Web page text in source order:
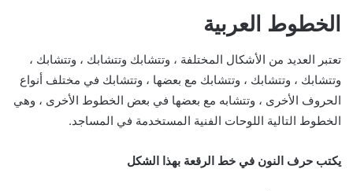
الخطوط العربية
تعتبر العديد من الأشكال المختلفة ، وتتشابك وتتشابك ، وتتشابك ،
وتتشابك ، وتتشابك ، وتتشابك مع بعضها ، وتتشابك في مختلف أنواع
الحروف الأخرى ، وتتشابه مع بعضها في بعض الخطوط الأخرى ، وهي
الخطوط التالية اللوحات الفنية المستخدمة في المساجد.
يكتب حرف النون في خط الرقعة بهذا الشكل